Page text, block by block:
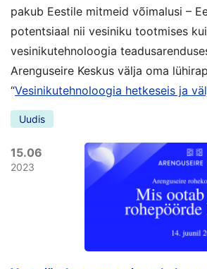
pakub Eestile mitmeid võimalusi –
potentsiaal nii vesiniku tootmises
vesinikutehnoloogia
Arenguseire Keskus välja oma
“Vesinikutehnoloogia hetkeseis ja
Uudis
15.06
2023